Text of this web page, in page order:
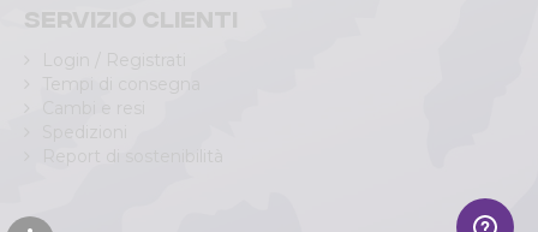
Servizio clienti